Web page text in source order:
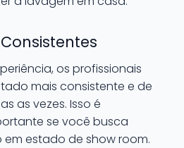
os profissionais
mais consistente e de
as vezes. Isso é
se você busca
estado de show room.